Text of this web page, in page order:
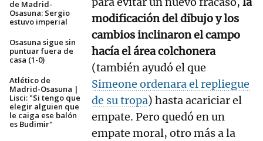
de Madrid-
Osasuna: Sergio
estuvo imperial
Osasuna sigue sin
puntuar fuera de
casa (1-0)
Atlético de
Madrid-Osasuna |
Lisci: "Si tengo que
elegir alguien que
le caiga ese balón
es Budimir"
modificación del dibujo y los
cambios inclinaron el campo
hacía el área colchonera
(también ayudó el que
Simeone ordenara el repliegue
de su tropa) hasta acariciar el
empate. Pero quedó en un
empate moral, otro más a la